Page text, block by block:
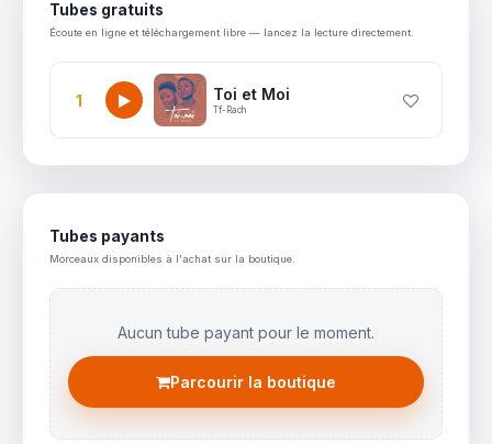
Tubes gratuits
Écoute en ligne et téléchargement libre — lancez la lecture directement.
1 Toi et Moi
Tf-Rach
Tubes payants
Morceaux disponibles à l'achat sur la boutique.
Aucun tube payant pour le moment.
Parcourir la boutique